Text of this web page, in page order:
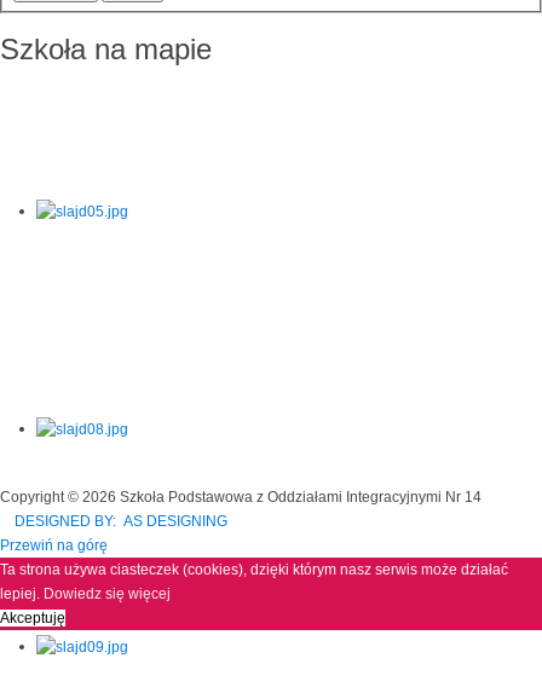
Szkoła na mapie
Copyright © 2026 Szkoła Podstawowa z Oddziałami Integracyjnymi Nr 14
DESIGNED BY: AS DESIGNING
Przewiń na górę
Ta strona używa ciasteczek (cookies), dzięki którym nasz serwis może działać
lepiej. Dowiedz się więcej
Akceptuję